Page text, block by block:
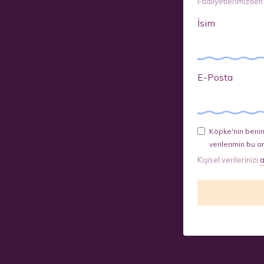
İsim
E-Posta
Köpke'nin
verilerimin bu
Kişisel verilerinizi